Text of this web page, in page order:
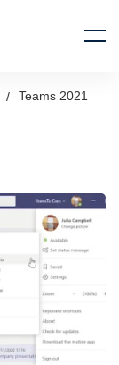
Teams 2021